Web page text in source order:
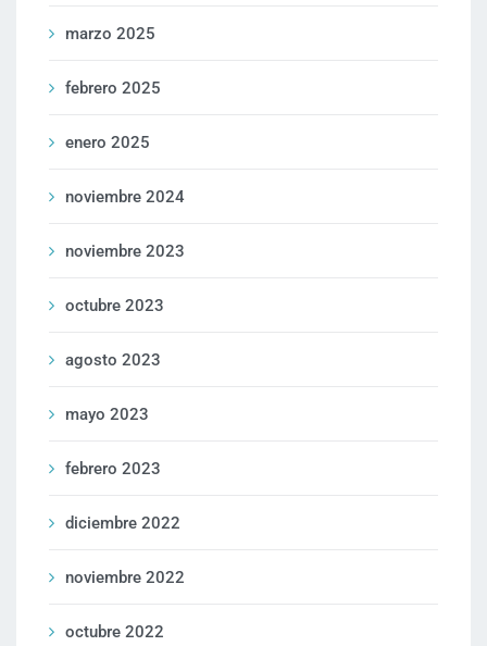
marzo 2025
febrero 2025
enero 2025
noviembre 2024
noviembre 2023
octubre 2023
agosto 2023
mayo 2023
febrero 2023
diciembre 2022
noviembre 2022
octubre 2022